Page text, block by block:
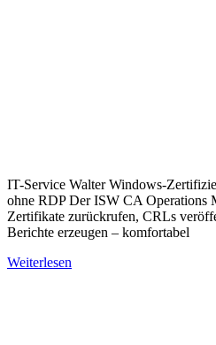
IT-Service Walter Windows-
ohne RDP Der ISW CA Operations
Zertifikate zurückrufen, CRLs
Berichte erzeugen – komfortabel
Weiterlesen